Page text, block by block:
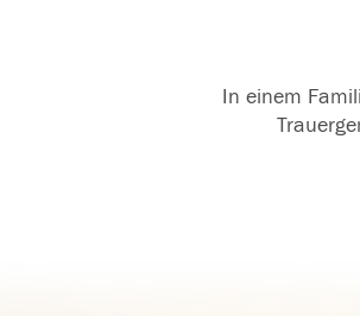
In einem